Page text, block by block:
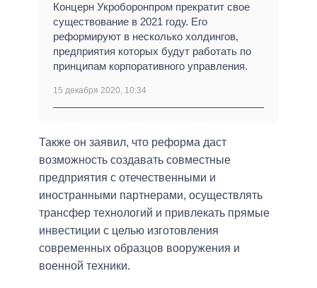
Концерн Укроборонпром прекратит свое
существование в 2021 году. Его
реформируют в несколько холдингов,
предприятия которых будут работать по
принципам корпоративного управления.
15 декабря 2020, 10:34
Также он заявил, что реформа даст
возможность создавать совместные
предприятия с отечественными и
иностранными партнерами, осуществлять
трансфер технологий и привлекать прямые
инвестиции с целью изготовления
современных образцов вооружения и
военной техники.